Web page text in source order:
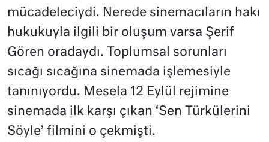
mücadeleciydi. Nerede sinemacıların hakı
hukukuyla ilgili bir oluşum varsa Şerif
Gören oradaydı. Toplumsal sorunları
sıcağı sıcağına sinemada işlemesiyle
tanınıyordu. Mesela 12 Eylül rejimine
sinemada ilk karşı çıkan ‘Sen Türkülerini
Söyle’ filmini o çekmişti.